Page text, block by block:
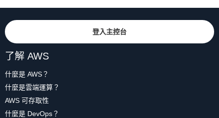
登入主控台
了解 AWS
什麼是 AWS？
什麼是雲端運算？
AWS 可存取性
什麼是 DevOps？